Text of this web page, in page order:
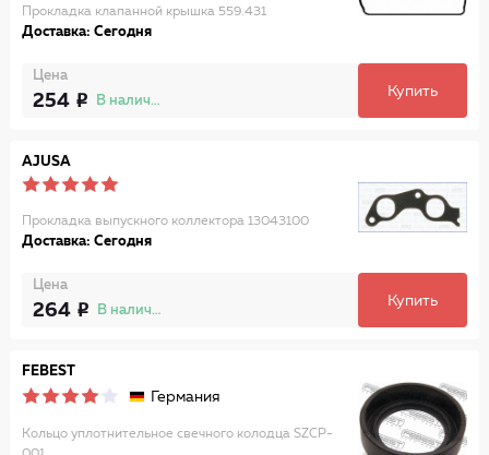
Прокладка клапанной крышка 559.431
Доставка: Сегодня
Цена
254 В наличии
Купить
AJUSA
Прокладка выпускного коллектора 13043100
Доставка: Сегодня
Цена
264 В наличии
Купить
FEBEST
Германия
Кольцо уплотнительное свечного колодца SZCP-